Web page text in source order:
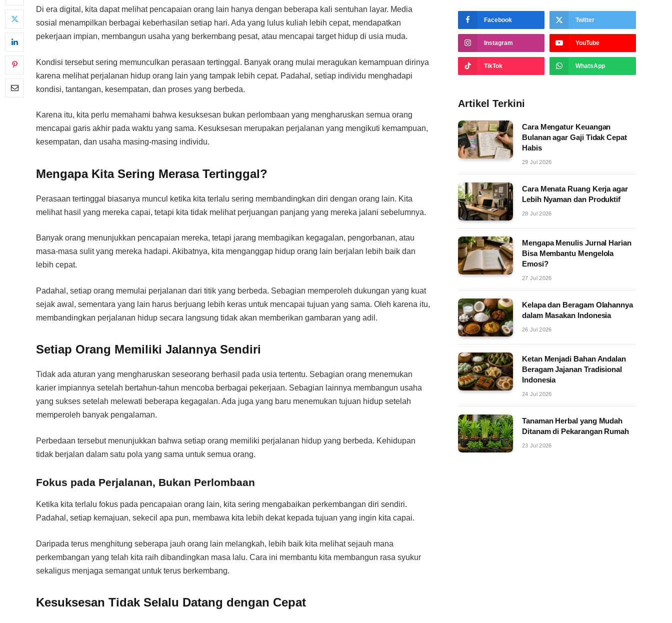
Di era digital, kita dapat melihat pencapaian orang lain hanya dengan beberapa kali sentuhan layar. Media
sosial menampilkan berbagai keberhasilan setiap hari. Ada yang lulus kuliah lebih cepat, mendapatkan
pekerjaan impian, membangun usaha yang berkembang pesat, atau mencapai target hidup di usia muda.
Kondisi tersebut sering memunculkan perasaan tertinggal. Banyak orang mulai meragukan kemampuan dirinya
karena melihat perjalanan hidup orang lain yang tampak lebih cepat. Padahal, setiap individu menghadapi
kondisi, tantangan, kesempatan, dan proses yang berbeda.
Karena itu, kita perlu memahami bahwa kesuksesan bukan perlombaan yang mengharuskan semua orang
mencapai garis akhir pada waktu yang sama. Kesuksesan merupakan perjalanan yang mengikuti kemampuan,
kesempatan, dan usaha masing-masing individu.
Mengapa Kita Sering Merasa Tertinggal?
Perasaan tertinggal biasanya muncul ketika kita terlalu sering membandingkan diri dengan orang lain. Kita
melihat hasil yang mereka capai, tetapi kita tidak melihat perjuangan panjang yang mereka jalani sebelumnya.
Banyak orang menunjukkan pencapaian mereka, tetapi jarang membagikan kegagalan, pengorbanan, atau
masa-masa sulit yang mereka hadapi. Akibatnya, kita menganggap hidup orang lain berjalan lebih baik dan
lebih cepat.
Padahal, setiap orang memulai perjalanan dari titik yang berbeda. Sebagian memperoleh dukungan yang kuat
sejak awal, sementara yang lain harus berjuang lebih keras untuk mencapai tujuan yang sama. Oleh karena itu,
membandingkan perjalanan hidup secara langsung tidak akan memberikan gambaran yang adil.
Setiap Orang Memiliki Jalannya Sendiri
Tidak ada aturan yang mengharuskan seseorang berhasil pada usia tertentu. Sebagian orang menemukan
karier impiannya setelah bertahun-tahun mencoba berbagai pekerjaan. Sebagian lainnya membangun usaha
yang sukses setelah melewati beberapa kegagalan. Ada juga yang baru menemukan tujuan hidup setelah
memperoleh banyak pengalaman.
Perbedaan tersebut menunjukkan bahwa setiap orang memiliki perjalanan hidup yang berbeda. Kehidupan
tidak berjalan dalam satu pola yang sama untuk semua orang.
Fokus pada Perjalanan, Bukan Perlombaan
Ketika kita terlalu fokus pada pencapaian orang lain, kita sering mengabaikan perkembangan diri sendiri.
Padahal, setiap kemajuan, sekecil apa pun, membawa kita lebih dekat kepada tujuan yang ingin kita capai.
Daripada terus menghitung seberapa jauh orang lain melangkah, lebih baik kita melihat sejauh mana
perkembangan yang telah kita raih dibandingkan masa lalu. Cara ini membantu kita membangun rasa syukur
sekaligus menjaga semangat untuk terus berkembang.
Kesuksesan Tidak Selalu Datang dengan Cepat
Facebook Twitter
Instagram YouTube
TikTok WhatsApp
Artikel Terkini
Cara Mengatur Keuangan
Bulanan agar Gaji Tidak Cepat
Habis
29 Jul 2026
Cara Menata Ruang Kerja agar
Lebih Nyaman dan Produktif
28 Jul 2026
Mengapa Menulis Jurnal Harian
Bisa Membantu Mengelola
Emosi?
27 Jul 2026
Kelapa dan Beragam Olahannya
dalam Masakan Indonesia
26 Jul 2026
Ketan Menjadi Bahan Andalan
Beragam Jajanan Tradisional
Indonesia
24 Jul 2026
Tanaman Herbal yang Mudah
Ditanam di Pekarangan Rumah
23 Jul 2026